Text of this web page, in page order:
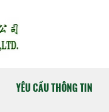
YÊU CẦU THÔNG TIN